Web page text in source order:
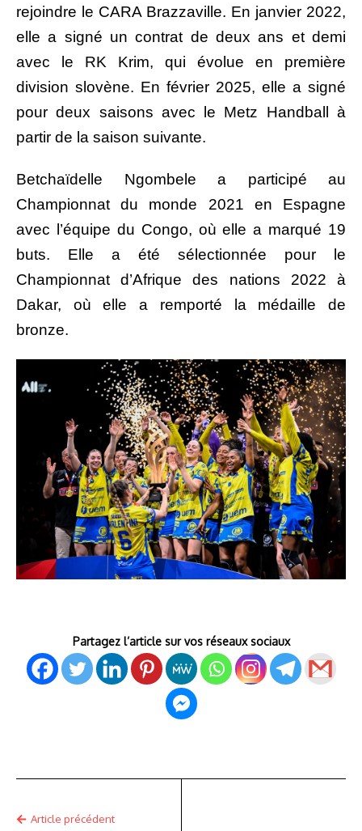
rejoindre le CARA Brazzaville. En janvier 2022,
elle a signé un contrat de deux ans et demi
avec le RK Krim, qui évolue en première
division slovène. En février 2025, elle a signé
pour deux saisons avec le Metz Handball à
partir de la saison suivante.
Betchaïdelle Ngombele a participé au
Championnat du monde 2021 en Espagne
avec l’équipe du Congo, où elle a marqué 19
buts. Elle a été sélectionnée pour le
Championnat d’Afrique des nations 2022 à
Dakar, où elle a remporté la médaille de
bronze.
Partagez l’article sur vos réseaux sociaux
Article précédent